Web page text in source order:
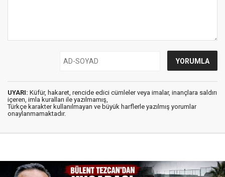
UYARI: Küfür, hakaret, rencide edici cümleler veya imalar, inançlara saldırı
içeren, imla kuralları ile yazılmamış,
Türkçe karakter kullanılmayan ve büyük harflerle yazılmış yorumlar
onaylanmamaktadır.